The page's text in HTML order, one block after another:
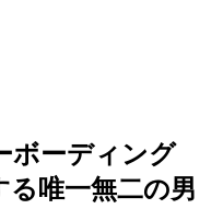
ボーディング
る唯一無二の男